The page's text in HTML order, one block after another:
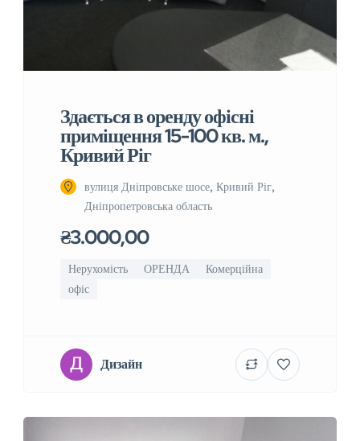
Здається в оренду офісні
приміщення 15-100 кв. м.,
Кривий Ріг
вулиця Дніпровське шосе, Кривий Ріг,
Дніпропетровська область
₴3.000,00
Нерухомість ОРЕНДА
Комерційна
офіс
Дизайн